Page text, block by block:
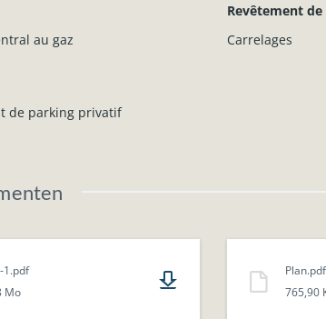
au gaz
Revêtement de
Carrelages
de parking privatif
1.pdf
Mo
Plan.pdf
765,90